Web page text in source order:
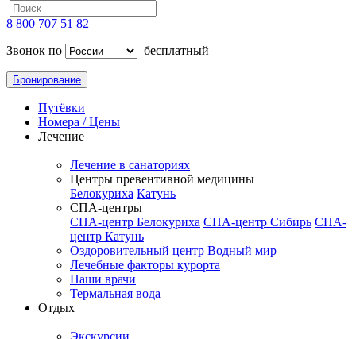
8 800 707 51 82
Звонок по
бесплатный
Бронирование
Путёвки
Номера / Цены
Лечение
Лечение в санаториях
Центры превентивной медицины
Белокуриха Катунь
СПА-центры
СПА-центр Белокуриха СПА-центр Сибирь СПА-
центр Катунь
Оздоровительный центр Водный мир
Лечебные факторы курорта
Наши врачи
Термальная вода
Отдых
Экскурсии